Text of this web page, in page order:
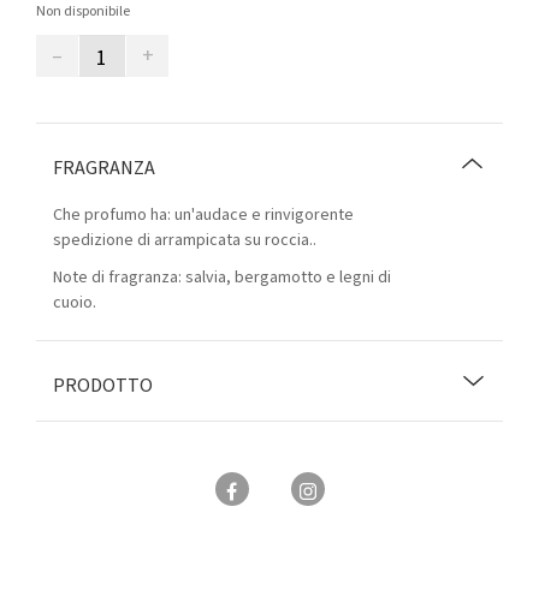
Non disponibile
– +
FRAGRANZA
Che profumo ha: un'audace e rinvigorente
spedizione di arrampicata su roccia..
Note di fragranza: salvia, bergamotto e legni di
cuoio.
PRODOTTO